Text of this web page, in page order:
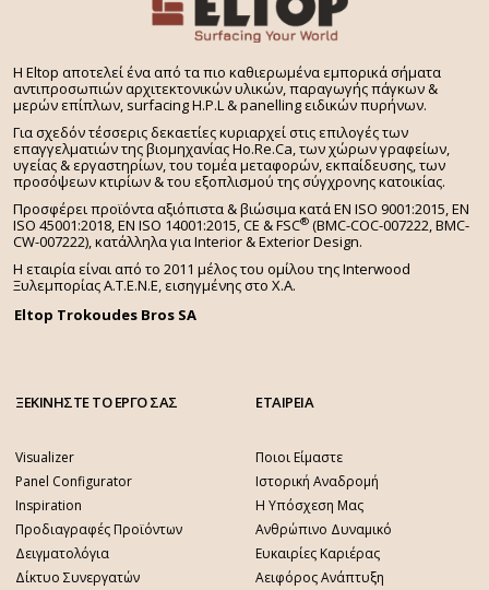
H Eltop αποτελεί ένα από τα πιο καθιερωμένα εμπορικά σήματα
αντιπροσωπιών αρχιτεκτονικών υλικών, παραγωγής πάγκων &
μερών επίπλων, surfacing H.P.L & panelling ειδικών πυρήνων.
Για σχεδόν τέσσερις δεκαετίες κυριαρχεί στις επιλογές των
επαγγελματιών της βιομηχανίας Ho.Re.Ca, των χώρων γραφείων,
υγείας & εργαστηρίων, του τομέα μεταφορών, εκπαίδευσης, των
προσόψεων κτιρίων & του εξοπλισμού της σύγχρονης κατοικίας.
Προσφέρει προϊόντα αξιόπιστα & βιώσιμα κατά EN ISO 9001:2015, EN
ISO 45001:2018, EN ISO 14001:2015,CE & FSC® (BMC-COC-007222, BMC-
CW-007222), κατάλληλα για Interior & Exterior Design.
Η εταιρία είναι από το 2011 μέλος του ομίλου της Interwood
Ξυλεμπορίας Α.Τ.Ε.Ν.Ε, εισηγμένης στο Χ.A.
Eltop Trokoudes Bros SA
ΞΕΚΙΝΗΣΤΕ ΤΟ ΕΡΓΟ ΣΑΣ
Visualizer
Panel Configurator
Inspiration
Προδιαγραφές Προϊόντων
Δειγματολόγια
Δίκτυο Συνεργατών
ΕΤΑΙΡΕΙΑ
Ποιοι Είμαστε
Ιστορική Αναδρομή
Η Υπόσχεση Μας
Ανθρώπινο Δυναμικό
Ευκαιρίες Καριέρας
Αειφόρος Ανάπτυξη